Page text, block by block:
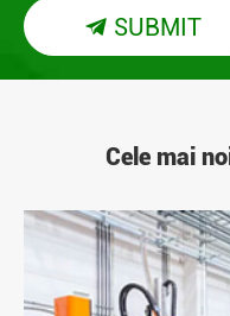
 SUBMIT
Cele mai